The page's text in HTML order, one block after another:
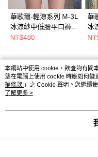
華歌爾-輕涼系列 M-3L
冰涼紗中低腰平口褲
(冰晶灰) NS7377FR
NT$480
華
冰
(冰
熱門標籤
本網站中使用 cookie，欲查詢有關
在電腦上使用 cookie 時應如何變